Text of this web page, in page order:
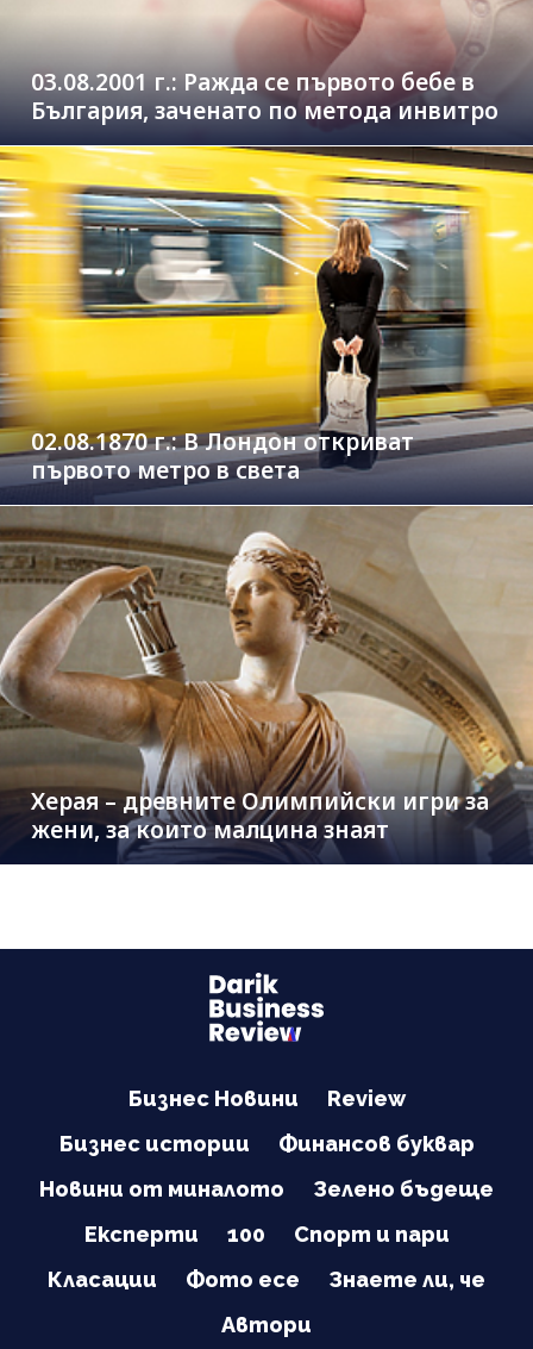
03.08.2001 г.: Ражда се първото бебе в
България, заченато по метода инвитро
02.08.1870 г.: В Лондон откриват
първото метро в света
Херая – древните Олимпийски игри за
жени, за които малцина знаят
Бизнес Новини
Review
Бизнес истории
Финансов буквар
Новини от миналото
Зелено бъдеще
Експерти
100
Спорт и пари
Класации
Фото есе
Знаете ли, че
Автори